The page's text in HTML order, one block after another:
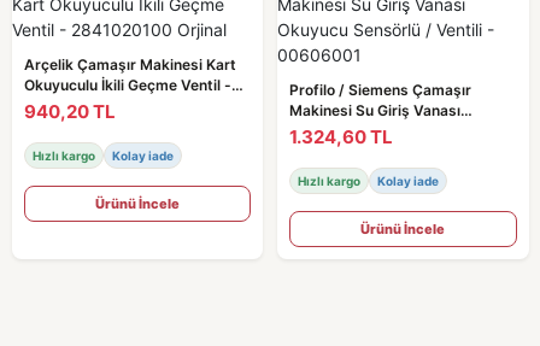
Arçelik Çamaşır Makinesi Kart
Okuyuculu İkili Geçme Ventil -
2841020100 Orjinal
940,20 TL
Hızlı kargo Kolay iade
Ürünü İncele
Profilo / Siemens Çamaşır
Makinesi Su Giriş Vanası
Okuyucu Sensörlü / Ventili -
00606001
1.324,60 TL
Hızlı kargo Kolay iade
Ürünü İncele